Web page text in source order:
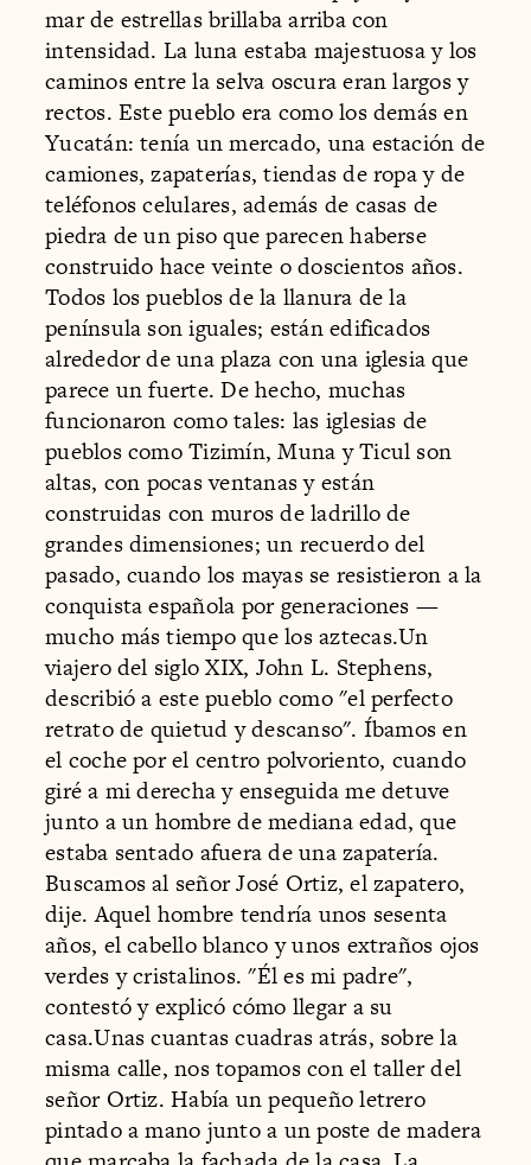
mar de estrellas brillaba arriba con
intensidad. La luna estaba majestuosa y los
caminos entre la selva oscura eran largos y
rectos. Este pueblo era como los demás en
Yucatán: tenía un mercado, una estación de
camiones, zapaterías, tiendas de ropa y de
teléfonos celulares, además de casas de
piedra de un piso que parecen haberse
construido hace veinte o doscientos años.
Todos los pueblos de la llanura de la
península son iguales; están edificados
alrededor de una plaza con una iglesia que
parece un fuerte. De hecho, muchas
funcionaron como tales: las iglesias de
pueblos como Tizimín, Muna y Ticul son
altas, con pocas ventanas y están
construidas con muros de ladrillo de
grandes dimensiones; un recuerdo del
pasado, cuando los mayas se resistieron a la
conquista española por generaciones —
mucho más tiempo que los aztecas.Un
viajero del siglo XIX, John L. Stephens,
describió a este pueblo como "el perfecto
retrato de quietud y descanso". Íbamos en
el coche por el centro polvoriento, cuando
giré a mi derecha y enseguida me detuve
junto a un hombre de mediana edad, que
estaba sentado afuera de una zapatería.
Buscamos al señor José Ortiz, el zapatero,
dije. Aquel hombre tendría unos sesenta
años, el cabello blanco y unos extraños ojos
verdes y cristalinos. "Él es mi padre",
contestó y explicó cómo llegar a su
casa.Unas cuantas cuadras atrás, sobre la
misma calle, nos topamos con el taller del
señor Ortiz. Había un pequeño letrero
pintado a mano junto a un poste de madera